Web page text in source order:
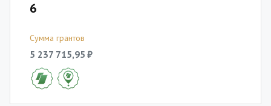
6
Сумма грантов
5 237 715,95 ₽